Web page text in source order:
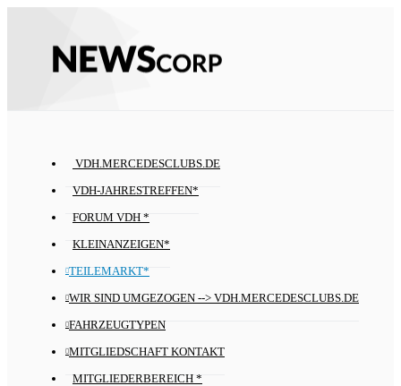
VDH.MERCEDESCLUBS.DE
VDH-JAHRESTREFFEN*
FORUM VDH *
KLEINANZEIGEN*
TEILEMARKT*
WIR SIND UMGEZOGEN --> VDH.MERCEDESCLUBS.DE
FAHRZEUGTYPEN
MITGLIEDSCHAFT KONTAKT
MITGLIEDERBEREICH *